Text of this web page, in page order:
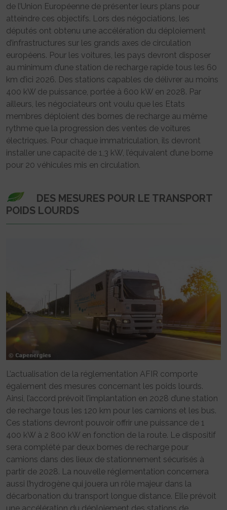
de l’Union Européenne de présenter leurs plans pour
atteindre ces objectifs. Lors des négociations, les
députés ont obtenu une accélération du déploiement
d’infrastructures sur les grands axes de circulation
européens. Pour les voitures, les pays devront disposer
au minimum d’une station de recharge rapide tous les 60
km d’ici 2026. Des stations capables de délivrer au moins
400 kW de puissance, portée à 600 kW en 2028. Par
ailleurs, les négociateurs ont voulu que les Etats
membres déploient des bornes de recharge au même
rythme que la progression des ventes de voitures
électriques. Pour chaque immatriculation, ils devront
installer une capacité de 1,3 kW, l’équivalent d’une borne
pour 20 véhicules mis en circulation.
DES MESURES POUR LE TRANSPORT
POIDS LOURDS
L’actualisation de la réglementation AFIR comporte
également des mesures concernant les poids lourds.
Ainsi, l’accord prévoit l’implantation en 2028 d’une station
de recharge tous les 120 km pour les camions et les bus.
Ces stations devront pouvoir offrir une puissance de 1
400 kW à 2 800 kW en fonction de la route. Le dispositif
sera complété par deux bornes de recharge pour
camions dans des lieux de stationnement sécurisés à
partir de 2028. La nouvelle réglementation concernera
aussi l’hydrogène qui jouera un rôle majeur dans la
décarbonation du transport longue distance. Elle prévoit